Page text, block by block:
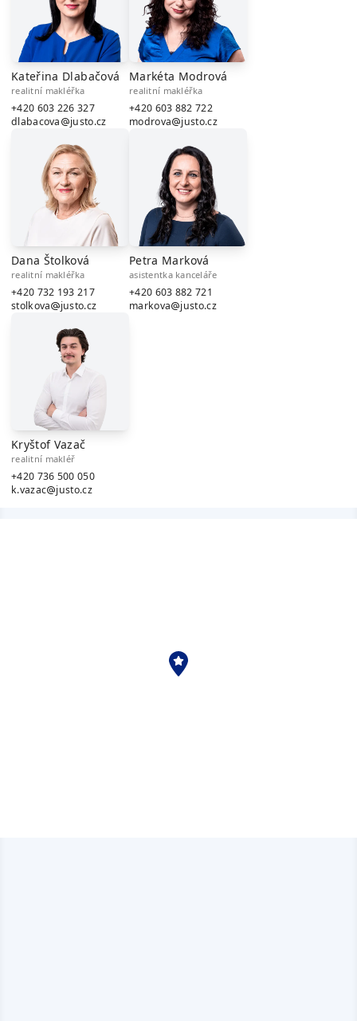
Kateřina Dlabačová
realitní makléřka
+420 603 226 327
dlabacova
justo.cz
Markéta Modrová
realitní makléřka
+420 603 882 722
modrova
justo.cz
Dana Štolková
realitní makléřka
+420 732 193 217
stolkova
justo.cz
Petra Marková
asistentka kanceláře
+420 603 882 721
markova
justo.cz
Kryštof Vazač
realitní makléř
+420 736 500 050
k.vazac
justo.cz